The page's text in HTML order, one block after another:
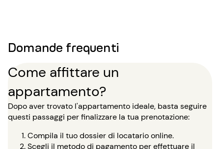
Domande frequenti
Come affittare un
appartamento?
Dopo aver trovato l'appartamento ideale, basta seguire
questi passaggi per finalizzare la tua prenotazione:
Compila il tuo dossier di locatario online.
Scegli il metodo di pagamento per effettuare il